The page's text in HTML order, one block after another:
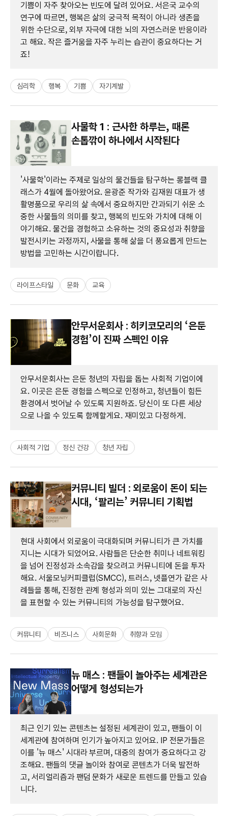
기쁨이 자주 찾아오는 빈도에 달려 있어요. 서은국 교수의
연구에 따르면, 행복은 삶의 궁극적 목적이 아니라 생존을
위한 수단으로, 외부 자극에 대한 뇌의 자연스러운 반응이라
고 해요. 작은 즐거움을 자주 누리는 습관이 중요하다는 거
죠!
심리학 행복 기쁨 자기계발
사물학 1 : 근사한 하루는, 때론
손톱깎이 하나에서 시작된다
'사물학'이라는 주제로 일상의 물건들을 탐구하는 롱블랙 클
래스가 4월에 돌아왔어요. 윤광준 작가와 김재원 대표가 생
활명품으로 우리의 삶 속에서 중요하지만 간과되기 쉬운 소
중한 사물들의 의미를 찾고, 행복의 빈도와 가치에 대해 이
야기해요. 물건을 경험하고 소유하는 것의 중요성과 취향을
발전시키는 과정까지, 사물을 통해 삶을 더 풍요롭게 만드는
방법을 고민하는 시간이랍니다.
라이프스타일 문화 교육
안무서운회사 : 히키코모리의 ‘은둔
경험’이 진짜 스펙인 이유
안무서운회사는 은둔 청년의 자립을 돕는 사회적 기업이에
요. 이곳은 은둔 경험을 스펙으로 인정하고, 청년들이 힘든
환경에서 벗어날 수 있도록 지원하죠. 당신이 또 다른 세상
으로 나올 수 있도록 함께할게요. 재미있고 다정하게.
사회적 기업 정신 건강 청년 자립
커뮤니티 빌더 : 외로움이 돈이 되는
시대, ‘팔리는’ 커뮤니티 기획법
현대 사회에서 외로움이 극대화되며 커뮤니티가 큰 가치를
지니는 시대가 되었어요. 사람들은 단순한 취미나 네트워킹
을 넘어 진정성과 소속감을 찾으려고 커뮤니티에 돈을 투자
해요. 서울모닝커피클럽(SMCC), 트러스, 넷플연가 같은 사
례들을 통해, 진정한 관계 형성과 의미 있는 그대로의 자신
을 표현할 수 있는 커뮤니티의 가능성을 탐구했어요.
커뮤니티 비즈니스 사회문화 취향과 모임
뉴 매스 : 팬들이 놀아주는 세계관은
어떻게 형성되는가
최근 인기 있는 콘텐츠는 설정된 세계관이 있고, 팬들이 이
세계관에 참여하며 인기가 높아지고 있어요. IP 전문가들은
이를 '뉴 매스' 시대라 부르며, 대중의 참여가 중요하다고 강
조해요. 팬들의 댓글 놀이와 참여로 콘텐츠가 더욱 발전하
고, 서리얼리즘과 팬덤 문화가 새로운 트렌드를 만들고 있습
니다.